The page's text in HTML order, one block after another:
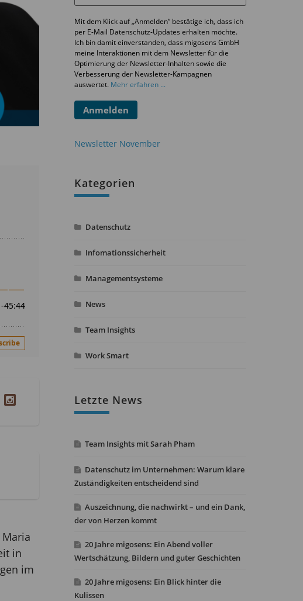
in
im
Mit dem Klick auf „Anmelden“ bestätige ich, dass ich
per E-Mail Datenschutz-Updates erhalten möchte.
Ich bin damit einverstanden, dass migosens GmbH
meine Interaktionen mit dem Newsletter für die
Optimierung der Newsletter-Inhalten sowie die
Verbesserung der Newsletter-Kampagnen
auswertet. Mehr erfahren ...
Anmelden
Newsletter November
Kategorien
Datenschutz
Infomationssicherheit
Managementsysteme
News
Team Insights
Work Smart
Letzte News
Team Insights mit Sarah Pham
Datenschutz im Unternehmen: Warum klare
Zuständigkeiten entscheidend sind
Auszeichnung, die nachwirkt – und ein Dank,
der von Herzen kommt
20 Jahre migosens: Ein Abend voller
Wertschätzung, Bildern und guter Geschichten
20 Jahre migosens: Ein Blick hinter die
Kulissen